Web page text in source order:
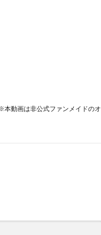
本動画は非公式ファンメイドのオ